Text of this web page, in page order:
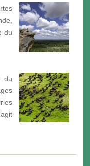
du
du